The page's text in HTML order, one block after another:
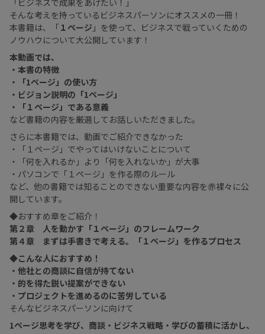
そんな考えを持っているビジネスパーソンにオススメの一冊！
本書籍は、「１ページ 」を使って、ビジネスで戦っていくための
ノウハウについて大公開しています！
本動画では、
・本書の特徴
・「1ページ」の使い方
・ビジョン説明の「1ページ」
・「１ページ」である意義
など書籍の内容を厳選してお話しいただきました。
さらに本書籍では、動画でご紹介できなかった
・「１ページ」でやってはいけないことについて
・「何を入れるか」より「何を入れないか」が大事
・パソコンで「１ページ」を作る際のルール
など、他の書籍では知ることのできない重要な内容を赤裸々に公
開しています。
◆おすすめ章をご紹介！
第２章 人を動かす「１ページ」のフレームワーク
第４章 まずは手書きで考える。「１ページ」を作るプロセス
◆こんな人におすすめ！
・他社との商談に自信が持てない
・的を得た鋭い提案ができない
・プロジェクトを進めるのに苦労している
そんなビジネスパーソンに向けて
1ページ思考を学び、商談・ビジネス戦略・学びの蓄積に活かし、